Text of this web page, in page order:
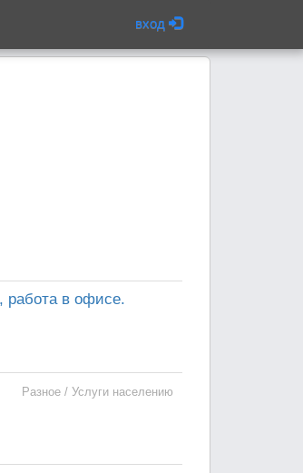
вход
работа в офисе.
Разное / Услуги населению